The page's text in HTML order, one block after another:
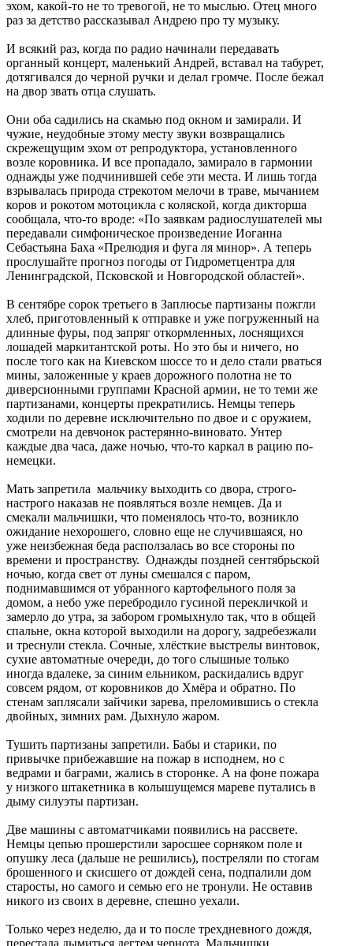
эхом, какой-то не то тревогой, не то мыслью. Отец много
раз за детство рассказывал Андрею про ту музыку.
И всякий раз, когда по радио начинали передавать
органный концерт, маленький Андрей, вставал на табурет,
дотягивался до черной ручки и делал громче. После бежал
на двор звать отца слушать.
Они оба садились на скамью под окном и замирали. И
чужие, неудобные этому месту звуки возвращались
скрежещущим эхом от репродуктора, установленного
возле коровника. И все пропадало, замирало в гармонии
однажды уже подчинившей себе эти места. И лишь тогда
взрывалась природа стрекотом мелочи в траве, мычанием
коров и рокотом мотоцикла с коляской, когда дикторша
сообщала, что-то вроде: «По заявкам радиослушателей мы
передавали симфоническое произведение Иоганна
Себастьяна Баха «Прелюдия и фуга ля минор». А теперь
прослушайте прогноз погоды от Гидрометцентра для
Ленинградской, Псковской и Новгородской областей».
В сентябре сорок третьего в Заплюсье партизаны пожгли
хлеб, приготовленный к отправке и уже погруженный на
длинные фуры, под запряг откормленных, лоснящихся
лошадей маркитантской роты. Но это бы и ничего, но
после того как на Киевском шоссе то и дело стали рваться
мины, заложенные у краев дорожного полотна не то
диверсионными группами Красной армии, не то теми же
партизанами, концерты прекратились. Немцы теперь
ходили по деревне исключительно по двое и с оружием,
смотрели на девчонок растерянно-виновато. Унтер
каждые два часа, даже ночью, что-то каркал в рацию по-
немецки.
Мать запретила мальчику выходить со двора, строго-
настрого наказав не появляться возле немцев. Да и
смекали мальчишки, что поменялось что-то, возникло
ожидание нехорошего, словно еще не случившаяся, но
уже неизбежная беда расползалась во все стороны по
времени и пространству. Однажды поздней сентябрьской
ночью, когда свет от луны смешался с паром,
поднимавшимся от убранного картофельного поля за
домом, а небо уже перебродило гусиной перекличкой и
замерло до утра, за забором громыхнуло так, что в общей
спальне, окна которой выходили на дорогу, задребезжали
и треснули стекла. Сочные, хлёсткие выстрелы винтовок,
сухие автоматные очереди, до того слышные только
иногда вдалеке, за синим ельником, раскидались вдруг
совсем рядом, от коровников до Хмёра и обратно. По
стенам заплясали зайчики зарева, преломившись о стекла
двойных, зимних рам. Дыхнуло жаром.
Тушить партизаны запретили. Бабы и старики, по
привычке прибежавшие на пожар в исподнем, но с
ведрами и баграми, жались в сторонке. А на фоне пожара
у низкого штакетника в колышущемся мареве путались в
дыму силуэты партизан.
Две машины с автоматчиками появились на рассвете.
Немцы цепью прошерстили заросшее сорняком поле и
опушку леса (дальше не решились), постреляли по стогам
брошенного и скисшего от дождей сена, подпалили дом
старосты, но самого и семью его не тронули. Не оставив
никого из своих в деревне, спешно уехали.
Только через неделю, да и то после трехдневного дождя,
перестала дымиться дегтем чернота. Мальчишки